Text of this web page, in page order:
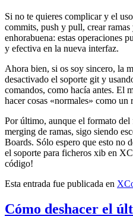
Si no te quieres complicar y el
commits, push y pull, crear ramas
enhorabuena: estas operaciones
y efectiva en la nueva interfaz.
Ahora bien, si os soy sincero, la
desactivado el soporte git y
comandos, como hacía antes. El
hacer cosas «normales» como un
Por último, aunque el formato
merging de ramas, sigo siendo
Boards. Sólo espero que esto no
el soporte para ficheros xib en
código!
Esta entrada fue publicada en
Cómo deshacer el